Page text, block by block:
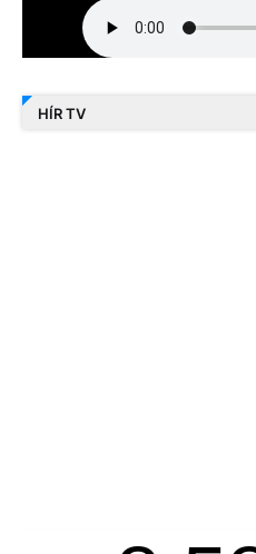
HÍR TV